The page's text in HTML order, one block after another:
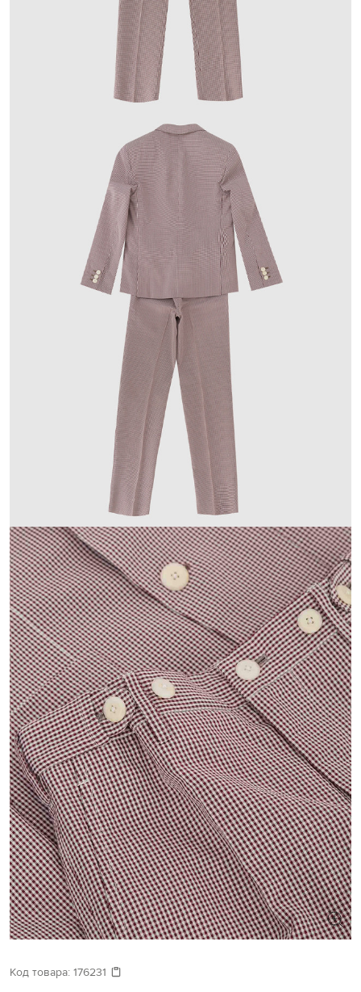
Код товара: 176231